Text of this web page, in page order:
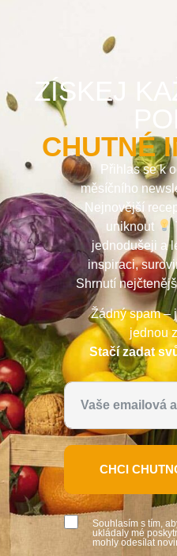
ZÍSKEJ
CHUTNÉ
Přihlas se k
měsíčního
Nejnovější
uniknout
jednodušeji a
inspiraci,
Shrnutí
Žádný spam –
jednou
Stačí zadat
CHCI
Souhlasím s tím,
ukládaly mé
mohly odesílat